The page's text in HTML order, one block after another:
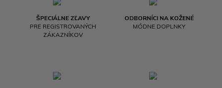
ŠPECIÁLNE ZĽAVY
PRE REGISTROVANÝCH
ZÁKAZNÍKOV
ODBORNÍCI NA KOŽENÉ
MÓDNE DOPLNKY